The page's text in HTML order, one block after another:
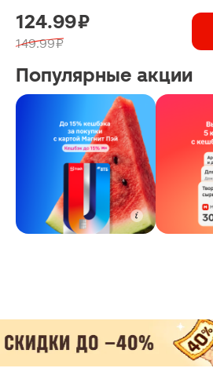
124.99 ₽
149.99 ₽
Популярные акции